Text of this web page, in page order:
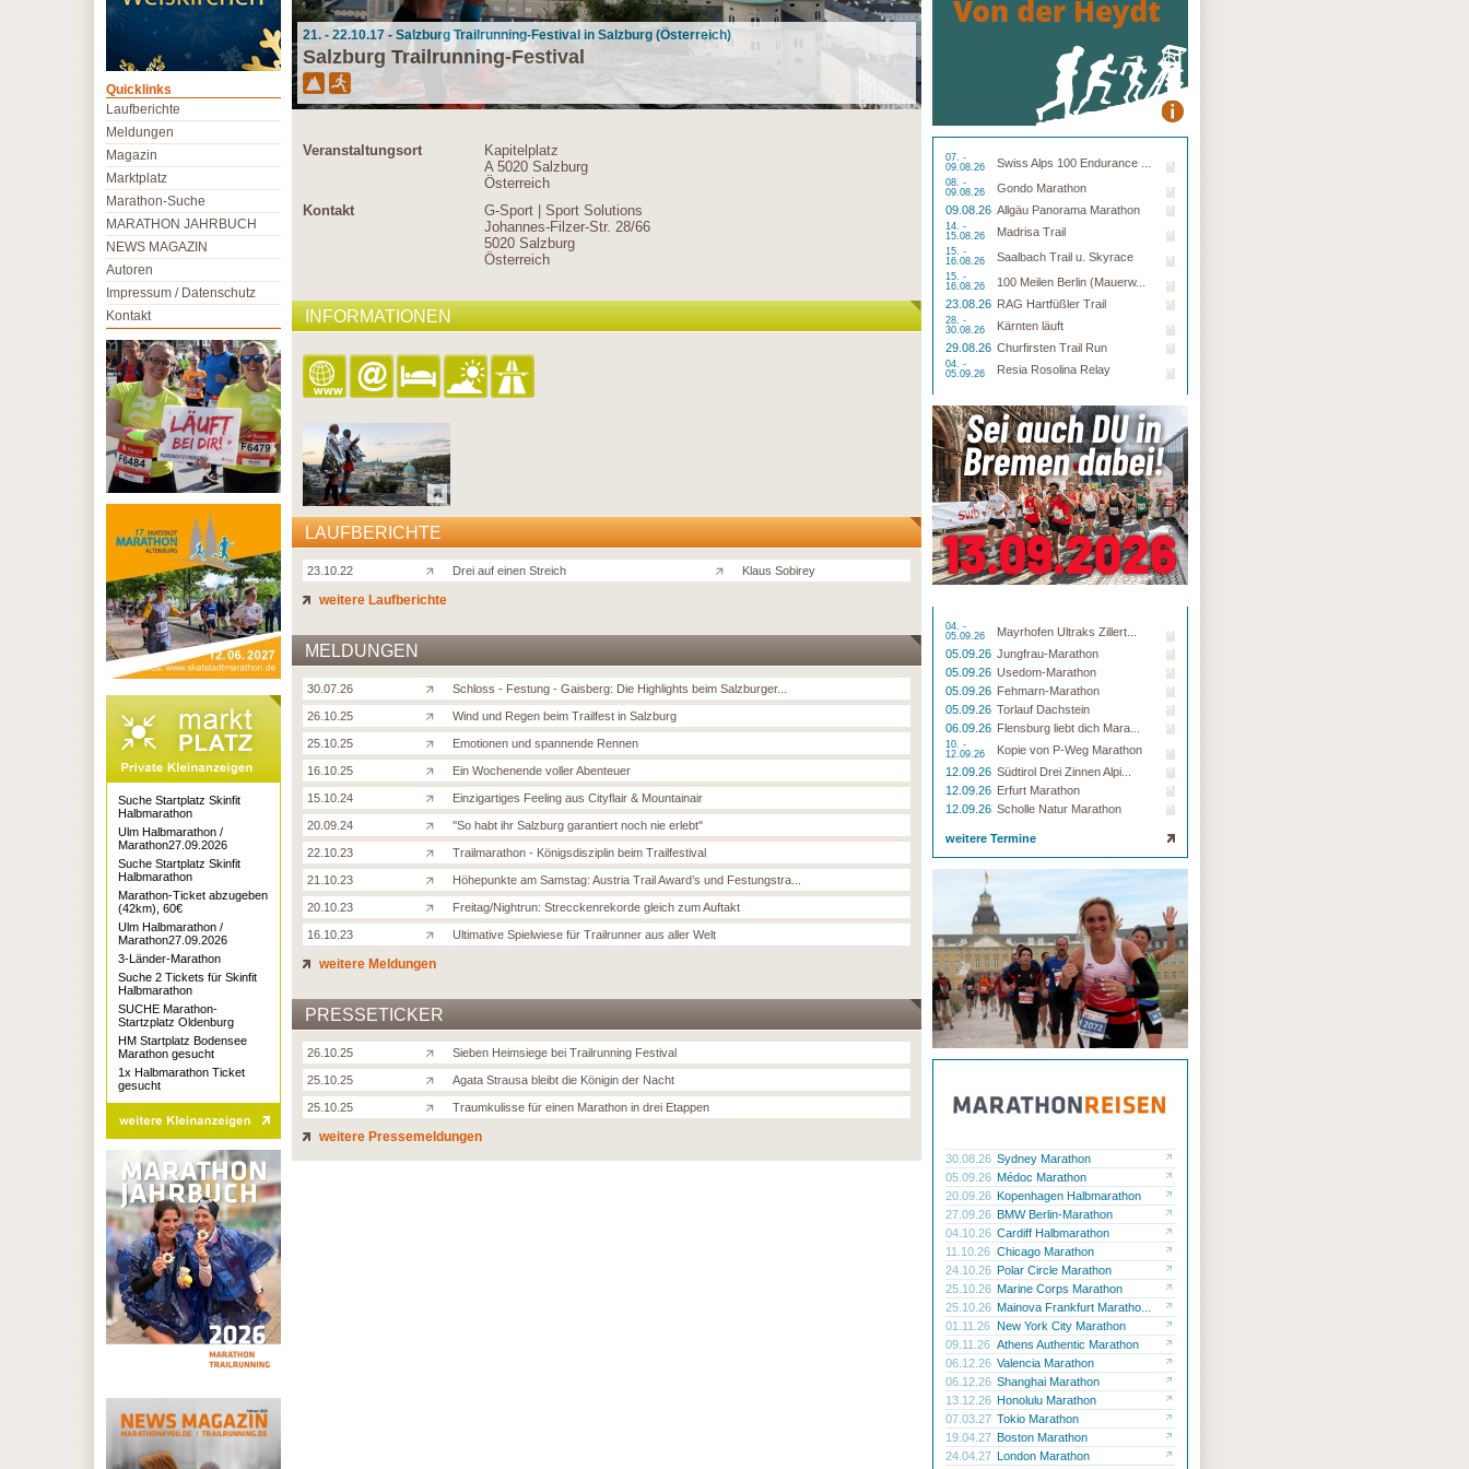
21. - 22.10.17 - Salzburg Trailrunning-Festival in Salzburg (Österreich)
Salzburg Trailrunning-Festival
Veranstaltungsort
Kapitelplatz
A 5020 Salzburg
Österreich
Kontakt
G-Sport | Sport Solutions
Johannes-Filzer-Str. 28/66
5020 Salzburg
Österreich
INFORMATIONEN
LAUFBERICHTE
23.10.22 Drei auf einen Streich Klaus Sobirey
weitere Laufberichte
MELDUNGEN
30.07.26 Schloss - Festung - Gaisberg: Die Highlights beim Salzburger...
26.10.25 Wind und Regen beim Trailfest in Salzburg
25.10.25 Emotionen und spannende Rennen
16.10.25 Ein Wochenende voller Abenteuer
15.10.24 Einzigartiges Feeling aus Cityflair & Mountainair
20.09.24 ''So habt ihr Salzburg garantiert noch nie erlebt''
22.10.23 Trailmarathon - Königsdisziplin beim Trailfestival
21.10.23 Höhepunkte am Samstag: Austria Trail Award’s und Festungstra...
20.10.23 Freitag/Nightrun: Strecckenrekorde gleich zum Auftakt
16.10.23 Ultimative Spielwiese für Trailrunner aus aller Welt
weitere Meldungen
PRESSETICKER
26.10.25 Sieben Heimsiege bei Trailrunning Festival
25.10.25 Agata Strausa bleibt die Königin der Nacht
25.10.25 Traumkulisse für einen Marathon in drei Etappen
weitere Pressemeldungen
07. -
09.08.26
Swiss Alps 100 Endurance ...
08. -
09.08.26
Gondo Marathon
09.08.26 Allgäu Panorama Marathon
14. -
15.08.26
Madrisa Trail
15. -
16.08.26
Saalbach Trail u. Skyrace
15. -
16.08.26
100 Meilen Berlin (Mauerw...
23.08.26 RAG Hartfüßler Trail
28. -
30.08.26
Kärnten läuft
29.08.26 Churfirsten Trail Run
04. -
05.09.26
Resia Rosolina Relay
04. -
05.09.26
Mayrhofen Ultraks Zillert...
05.09.26 Jungfrau-Marathon
05.09.26 Usedom-Marathon
05.09.26 Fehmarn-Marathon
05.09.26 Torlauf Dachstein
06.09.26 Flensburg liebt dich Mara...
10. -
12.09.26
Kopie von P-Weg Marathon
12.09.26 Südtirol Drei Zinnen Alpi...
12.09.26 Erfurt Marathon
12.09.26 Scholle Natur Marathon
weitere Termine
30.08.26 Sydney Marathon
05.09.26 Médoc Marathon
20.09.26 Kopenhagen Halbmarathon
27.09.26 BMW Berlin-Marathon
04.10.26 Cardiff Halbmarathon
11.10.26 Chicago Marathon
24.10.26 Polar Circle Marathon
25.10.26 Marine Corps Marathon
25.10.26 Mainova Frankfurt Maratho...
01.11.26 New York City Marathon
09.11.26 Athens Authentic Marathon
06.12.26 Valencia Marathon
06.12.26 Shanghai Marathon
13.12.26 Honolulu Marathon
07.03.27 Tokio Marathon
19.04.27 Boston Marathon
24.04.27 London Marathon
Quicklinks
Laufberichte
Meldungen
Magazin
Marktplatz
Marathon-Suche
MARATHON JAHRBUCH
NEWS MAGAZIN
Autoren
Impressum / Datenschutz
Kontakt
Suche Startplatz Skinfit
Halbmarathon
Ulm Halbmarathon /
Marathon27.09.2026
Suche Startplatz Skinfit
Halbmarathon
Marathon-Ticket abzugeben
(42km), 60€
Ulm Halbmarathon /
Marathon27.09.2026
3-Länder-Marathon
Suche 2 Tickets für Skinfit
Halbmarathon
SUCHE Marathon-
Startzplatz Oldenburg
HM Startplatz Bodensee
Marathon gesucht
1x Halbmarathon Ticket
gesucht